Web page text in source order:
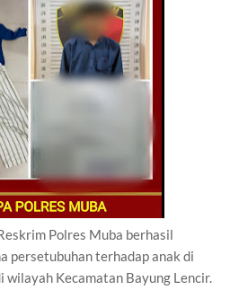
Polres Muba berhasil
persetubuhan terhadap anak di
wilayah Kecamatan Bayung Lencir.